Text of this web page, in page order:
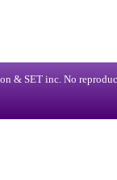
& SET inc. No